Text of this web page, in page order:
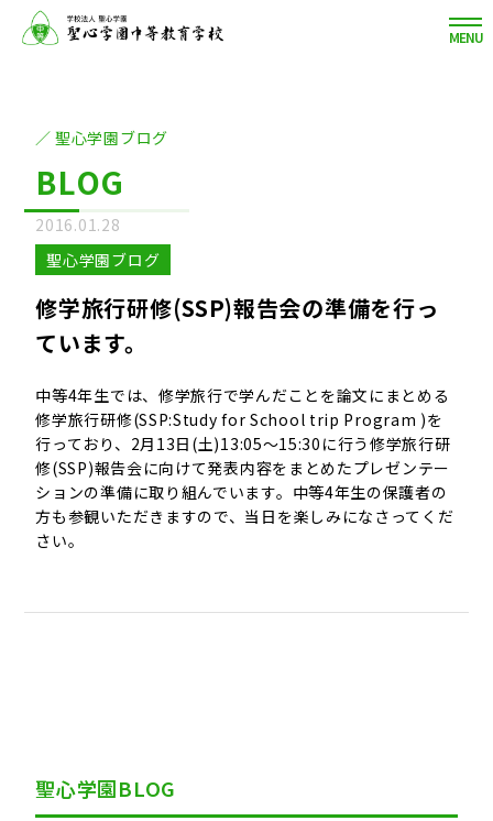
MENU
聖心学園ブログ
BLOG
2016.01.28
聖心学園ブログ
修学旅行研修(SSP)報告会の準備を行っ
ています。
中等4年生では、修学旅行で学んだことを論文にまとめる
修学旅行研修(SSP:Study for School trip Program )を
行っており、2月13日(土)13:05～15:30に行う修学旅行研
修(SSP)報告会に向けて発表内容をまとめたプレゼンテー
ションの準備に取り組んでいます。中等4年生の保護者の
方も参観いただきますので、当日を楽しみになさってくだ
さい。
聖心学園BLOG